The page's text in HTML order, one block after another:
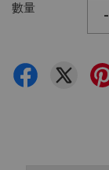
數量 -